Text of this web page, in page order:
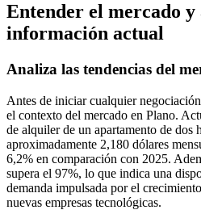
Entender el mercado
información actual
Analiza las tendencias del
Antes de iniciar cualquier
el contexto del mercado en Plano.
de alquiler de un apartamento de dos
aproximadamente 2,180 dólares
6,2% en comparación con 2025.
supera el 97%, lo que indica una
demanda impulsada por el
nuevas empresas tecnológicas.